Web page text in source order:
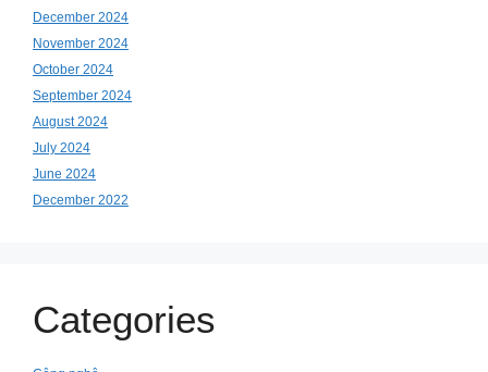
December 2024
November 2024
October 2024
September 2024
August 2024
July 2024
June 2024
December 2022
Categories